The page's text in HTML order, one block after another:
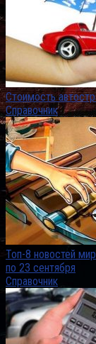
Стоимость
Справочник
Топ-8 новостей
по 23 сентября
Справочник